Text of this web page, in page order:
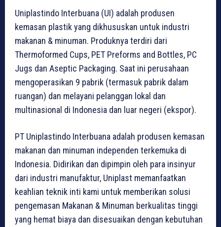
Uniplastindo Interbuana (UI) adalah produsen
kemasan plastik yang dikhususkan untuk industri
makanan & minuman. Produknya terdiri dari
Thermoformed Cups, PET Preforms and Bottles, PC
Jugs dan Aseptic Packaging. Saat ini perusahaan
mengoperasikan 9 pabrik (termasuk pabrik dalam
ruangan) dan melayani pelanggan lokal dan
multinasional di Indonesia dan luar negeri (ekspor).
PT Uniplastindo Interbuana adalah produsen kemasan
makanan dan minuman independen terkemuka di
Indonesia. Didirikan dan dipimpin oleh para insinyur
dari industri manufaktur, Uniplast memanfaatkan
keahlian teknik inti kami untuk memberikan solusi
pengemasan Makanan & Minuman berkualitas tinggi
yang hemat biaya dan disesuaikan dengan kebutuhan